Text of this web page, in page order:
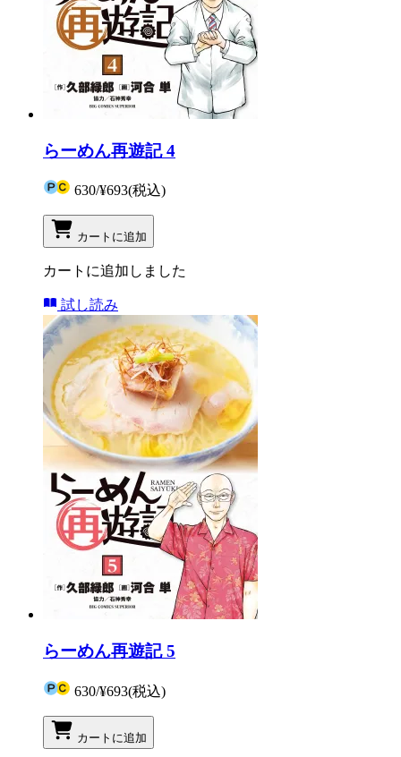
らーめん再遊記 4
630/¥693(税込)
カートに追加
カートに追加しました
試し読み
らーめん再遊記 5
630/¥693(税込)
カートに追加